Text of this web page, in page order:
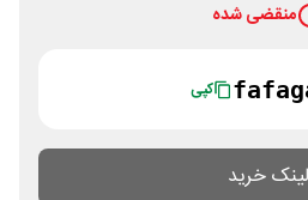
منقضی شده
کپی
لینک خرید